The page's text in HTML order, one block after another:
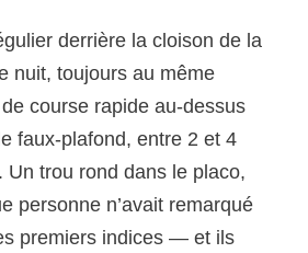
derrière la cloison de la
nuit, toujours au même
course rapide au-dessus
faux-plafond, entre 2 et 4
Un trou rond dans le placo,
personne n’avait remarqué
premiers indices — et ils